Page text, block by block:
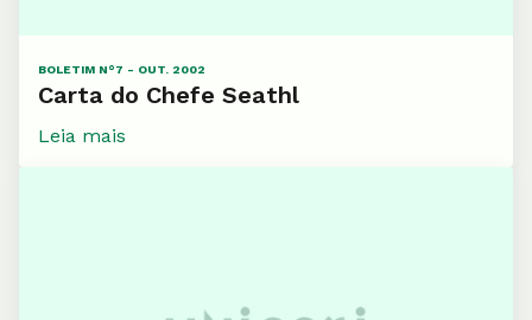
BOLETIM N°7 - OUT. 2002
Carta do Chefe Seathl
Leia mais